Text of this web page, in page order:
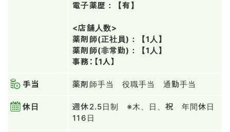
電子薬歴：【有】
<店舗人数>
薬剤師(正社員)：【1人】
薬剤師(非常勤)：【1人】
事務：【1人】
手当 薬剤師手当 役職手当 通勤手当
休日
週休2.5日制 ※木、日、祝 年間休日
116日